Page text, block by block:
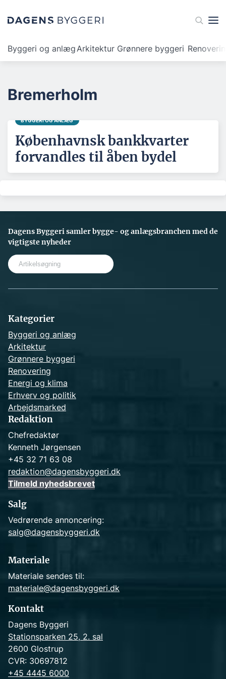
Byggeri og anlægArkitektur Grønnere byggeri
Bremerholm
BYGGERI OG ANLÆG
Københavnsk bankkvarter
forvandles til åben bydel
Dagens Byggeri samler bygge- og anlægsbranchen med de
vigtigste nyheder
Kategorier
Byggeri og anlæg
Arkitektur
Grønnere byggeri
Renovering
Energi og klima
Erhverv og politik
Arbejdsmarked
Redaktion
Chefredaktør
Kenneth Jørgensen
+45 32 71 63 08
redaktion@dagensbyggeri.dk
Tilmeld nyhedsbrevet
Salg
Vedrørende annoncering:
salg@dagensbyggeri.dk
Materiale
Materiale sendes til:
materiale@dagensbyggeri.dk
Kontakt
Dagens Byggeri
Stationsparken 25, 2. sal
2600 Glostrup
CVR: 30697812
+45 4445 6000